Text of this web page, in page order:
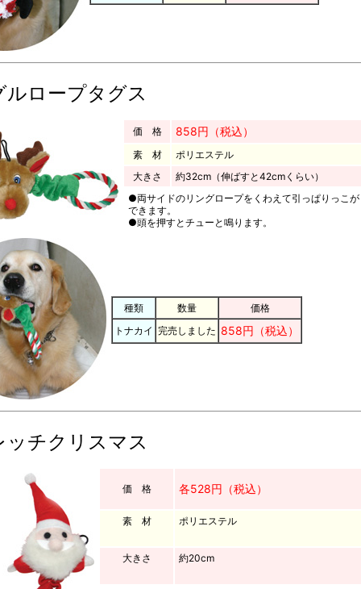
ルロープタグス
価 格 858円（税込）
素 材
ポリエステル
大きさ
約32cm（伸ばすと42cmくらい）
●両サイドのリングロープをくわえて引っぱりっこが
できます。
●頭を押すとチューと鳴ります。
種類 数量
価格
トナカイ 完売しました 858円（税込）
ッチクリスマス
価 格 各528円（税込）
素 材 ポリエステル
大きさ 約20cm